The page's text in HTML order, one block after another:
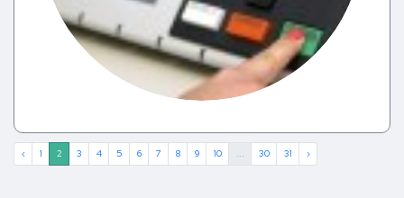
‹ 1 2 3 4 5 6 7 8 9 10 ... 30 31 ›